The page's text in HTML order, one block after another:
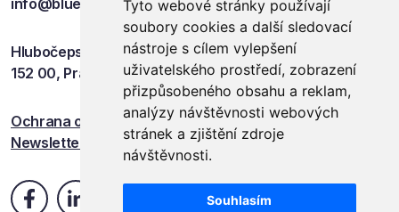
Tyto webové stránky používají
soubory cookies a další sledovací
nástroje s cílem vylepšení
uživatelského prostředí, zobrazení
přizpůsobeného obsahu a reklam,
analýzy návštěvnosti webových
stránek a zjištění zdroje
návštěvnosti.
Souhlasím
info@blueevents.eu
Hlubočepská 701/38c
152 00, Praha 5
Ochrana osobních údajů
Newsletter